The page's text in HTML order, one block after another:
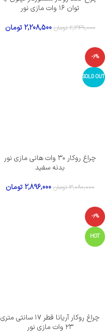
توان ۱۶ وات مازی نور
2,349,000 تومان 2,208,500 تومان
-6%
SOLD OUT
چراغ روکار ۳۰ وات هانی مازی‌ نور
بدنه سفید
3,080,000 تومان 2,896,000تومان
-6%
HOT
چراغ روکار آریانا قطر ۱۷ سانتی متری
۲۳ وات مازی نور